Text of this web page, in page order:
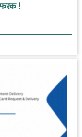
फरक !